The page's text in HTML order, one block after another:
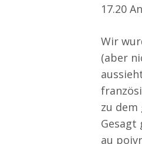
17.20
Wir
(aber
zu
Gesagt
au